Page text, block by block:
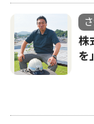
株
を